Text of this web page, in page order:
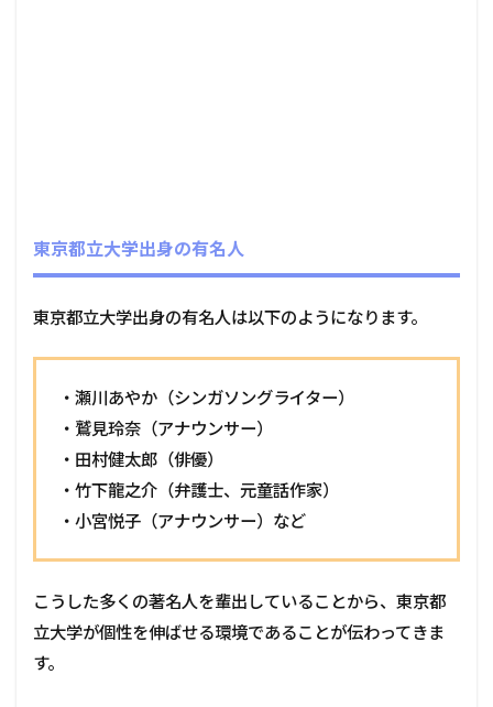
東京都立大学出身の有名人
東京都立大学出身の有名人は以下のようになります。
・瀬川あやか（シンガソングライター）
・鷲見玲奈（アナウンサー）
・田村健太郎（俳優）
・竹下龍之介（弁護士、元童話作家）
・小宮悦子（アナウンサー）など
こうした多くの著名人を輩出していることから、東京都
立大学が個性を伸ばせる環境であることが伝わってきま
す。